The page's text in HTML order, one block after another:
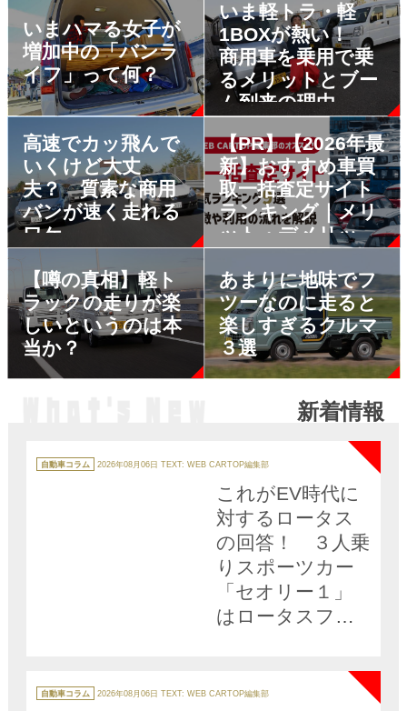
いまハマる女子が
増加中の「バンラ
イフ」って何？
いま軽トラ・軽
1BOXが熱い！
商用車を乗用で乗
るメリットとブー
ム到来の理由
高速でカッ飛んで
いくけど大丈
夫？ 質素な商用
バンが速く走れる
ワケ
【PR】【2026年最
新】おすすめ車買
取一括査定サイト
ランキング｜メリ
ット・デメリット
【噂の真相】軽ト
ラックの走りが楽
しいというのは本
当か？
あまりに地味でフ
ツーなのに走ると
楽しすぎるクルマ
３選
新着情報
テ
ゴ
自動車コラム 2026年08月06日 TEXT: WEB CARTOP編集部
NEW
これがEV時代に
対するロータス
の回答！ ３人乗
りスポーツカー
「セオリー１」
はロータスファ
テ
ゴ
自動車コラム 2026年08月06日 TEXT: WEB CARTOP編集部